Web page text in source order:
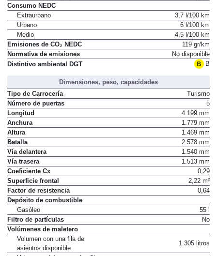
Consumo NEDC
Extraurbano
3,7 l/100 km
Urbano
6 l/100 km
Medio
4,5 l/100 km
Emisiones de CO₂ NEDC
119 gr/km
Normativa de emisiones
No disponible
Distintivo ambiental DGT
B
Dimensiones, peso, capacidades
Tipo de Carrocería
Turismo
Número de puertas
5
Longitud
4.199 mm
Anchura
1.779 mm
Altura
1.469 mm
Batalla
2.578 mm
Vía delantera
1.540 mm
Vía trasera
1.513 mm
Coeficiente Cx
0,29
Superficie frontal
2,22 m²
Factor de resistencia
0,64
Depósito de combustible
Gasóleo
55 l
Filtro de partículas
No
Volúmenes de maletero
Volumen con una fila de
asientos disponible
1.305 litros